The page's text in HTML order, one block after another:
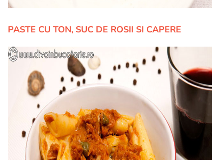
PASTE CU TON, SUC DE ROSII SI CAPERE